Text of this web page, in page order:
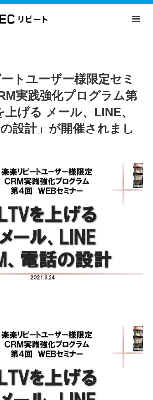
ートユーザー様限定セミ
実践強化プログラム第
上げる メール、LINE、
設計」が開催されまし